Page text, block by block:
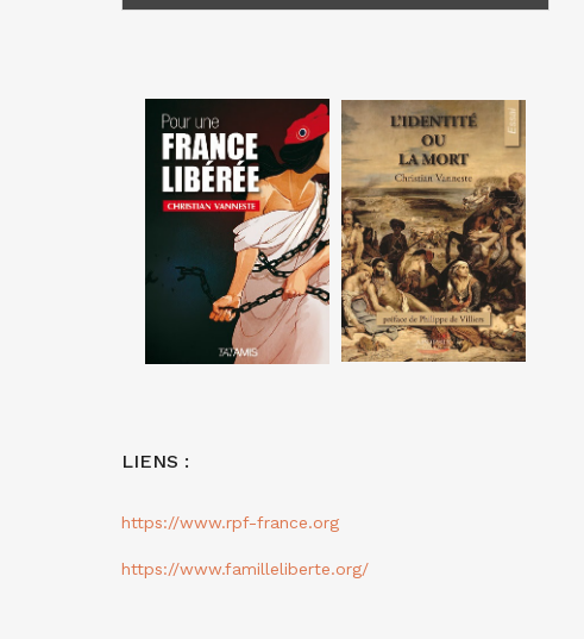
LIENS :
https://www.rpf-france.org
https://www.familleliberte.org/